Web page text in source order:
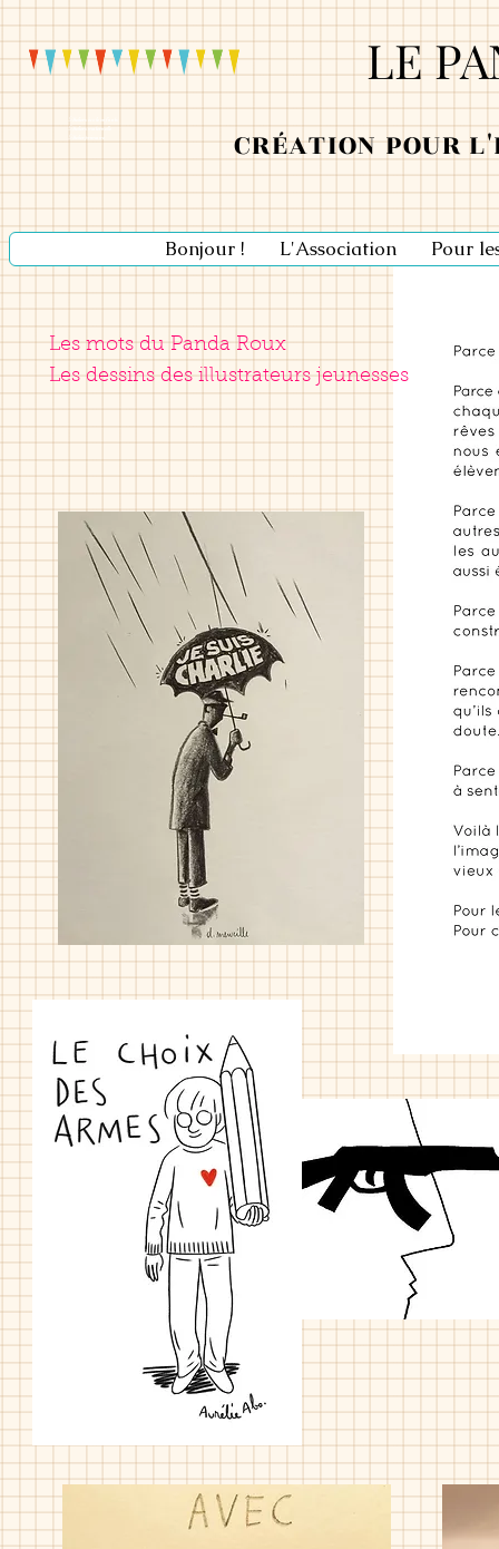
LE
Ateliers école enfants
Ateliers maternelle
Atelier primaire
CRÉATION POUR
Les mots du Panda Roux
Les dessins des illustrateurs jeunesses
Bonjour ! L'Association Pour